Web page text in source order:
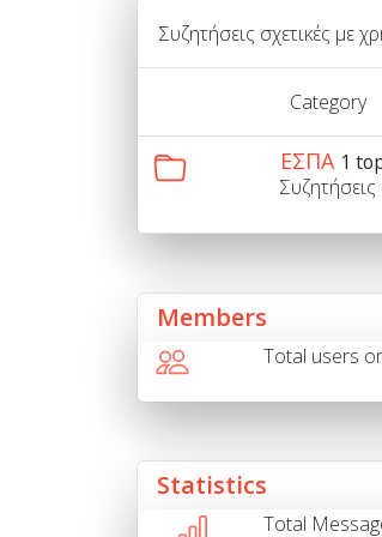
Συζητήσεις σχετικές με
Category
ΕΣΠΑ 1
Members
Total users
Statistics
Total